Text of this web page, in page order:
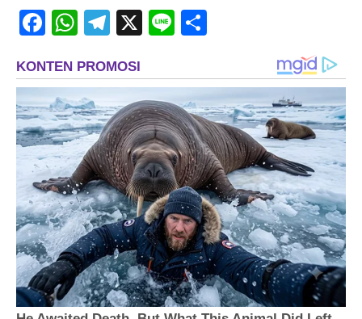
FacebookWhatsAppTelegram
X Line